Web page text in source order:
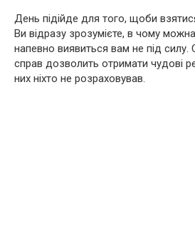
День підійде для того, щоби
Ви відразу зрозумієте, в чому
напевно виявиться вам не під силу.
справ дозволить отримати чудові
них ніхто не розраховував.